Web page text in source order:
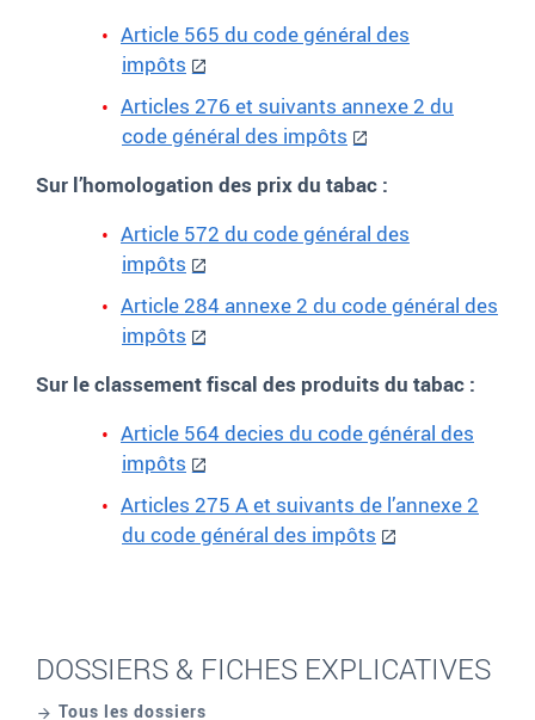
Article 565 du code général des
impôts
Articles 276 et suivants annexe 2 du
code général des impôts
Sur l’homologation des prix du tabac :
Article 572 du code général des
impôts
Article 284 annexe 2 du code général des
impôts
Sur le classement fiscal des produits du tabac :
Article 564 decies du code général des
impôts
Articles 275 A et suivants de l’annexe 2
du code général des impôts
DOSSIERS & FICHES EXPLICATIVES
Tous les dossiers